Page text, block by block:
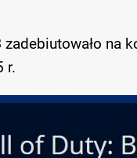
zadebiutowało na
r.